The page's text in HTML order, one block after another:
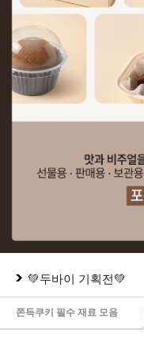
💚두바이 기획전💚
쫀득쿠키 필수 재료 모음